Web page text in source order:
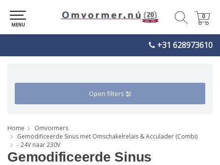
+31 628973610
0
0
MENU
Open filters
Home
Omvormers
Gemodificeerde Sinus met Omschakelrelais & Acculader (Combi)
- 24V naar 230V
Gemodificeerde Sinus